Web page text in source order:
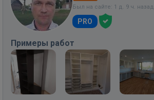
Был на сайте: 1 д. 9 ч. назад
PRO
Примеры работ